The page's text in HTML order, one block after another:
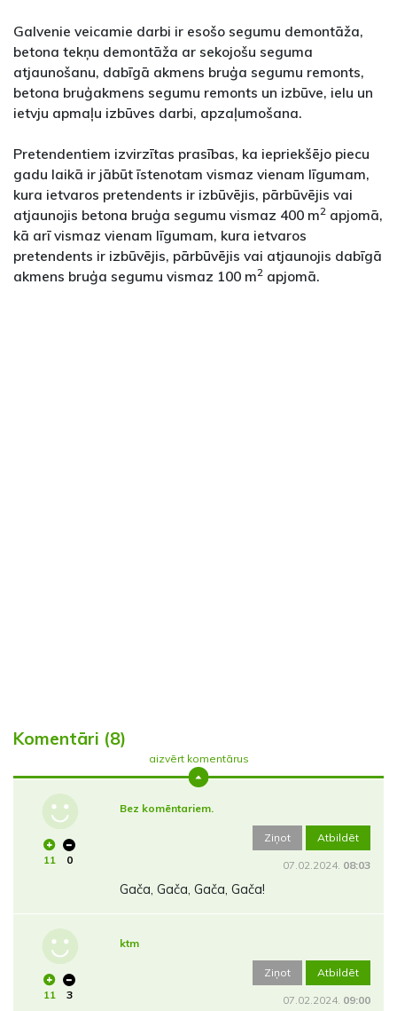
Galvenie veicamie darbi ir esošo segumu demontāža,
betona tekņu demontāža ar sekojošu seguma
atjaunošanu, dabīgā akmens bruģa segumu remonts,
betona bruģakmens segumu remonts un izbūve, ielu un
ietvju apmaļu izbūves darbi, apzaļumošana.
Pretendentiem izvirzītas prasības, ka iepriekšējo piecu
gadu laikā ir jābūt īstenotam vismaz vienam līgumam,
kura ietvaros pretendents ir izbūvējis, pārbūvējis vai
atjaunojis betona bruģa segumu vismaz 400 m2 apjomā,
kā arī vismaz vienam līgumam, kura ietvaros
pretendents ir izbūvējis, pārbūvējis vai atjaunojis dabīgā
akmens bruģa segumu vismaz 100 m2 apjomā.
Komentāri (8)
aizvērt komentārus
11 0
Bez komēntariem.
Ziņot Atbildēt
07.02.2024. 08:03
Gača, Gača, Gača, Gača!
11 3
ktm
Ziņot Atbildēt
07.02.2024. 09:00